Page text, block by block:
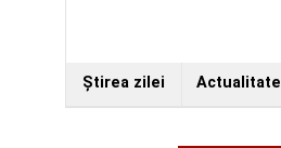
Ştirea zilei Actualitate